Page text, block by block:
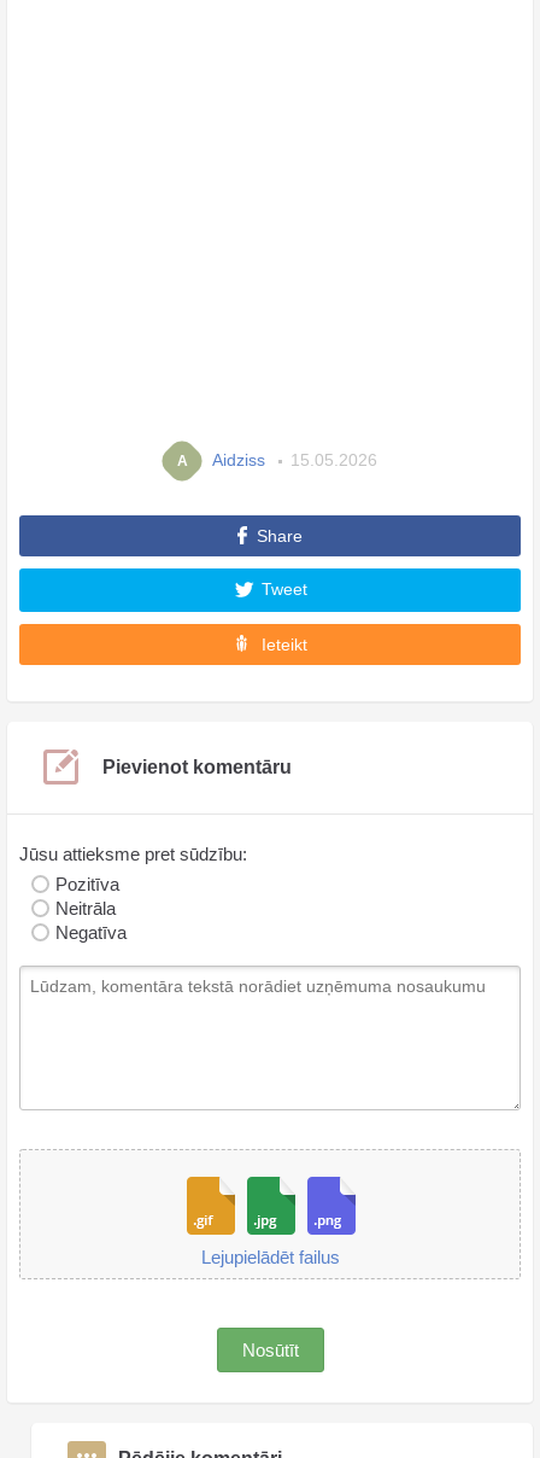
A Aidziss 15.05.2026
Share
Tweet
Ieteikt
Pievienot komentāru
Jūsu attieksme pret sūdzību:
Pozitīva
Neitrāla
Negatīva
Lejupielādēt failus
Nosūtīt